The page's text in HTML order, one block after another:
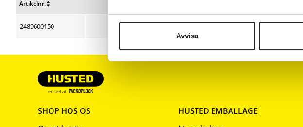
Avvisa
Artikelnr.
sortering
sortering
2489600150
SHOP HOS OS
HUSTED EMBALLAGE